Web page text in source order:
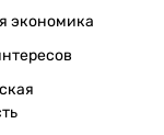
экономика